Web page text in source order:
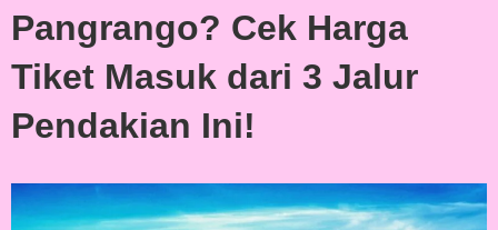
Pangrango? Cek Harga
Tiket Masuk dari 3 Jalur
Pendakian Ini!